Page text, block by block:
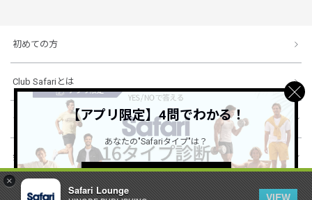
×
Safari Lounge
VIEW
初めての方
Club Safariとは
ショッピングガイド
会社概要・規約
【アプリ限定】4問でわかる！
あなたの"Safariタイプ"は？
詳しくはこちら ＞